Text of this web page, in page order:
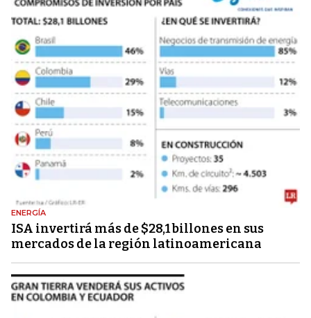
ENERGÍA
ISA invertirá más de $28,1 billones en sus
mercados de la región latinoamericana